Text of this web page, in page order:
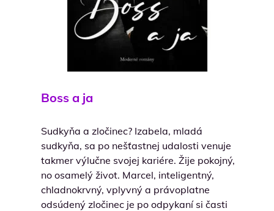
Boss a ja
Sudkyňa a zločinec? Izabela, mladá
sudkyňa, sa po nešťastnej udalosti venuje
takmer výlučne svojej kariére. Žije pokojný,
no osamelý život. Marcel, inteligentný,
chladnokrvný, vplyvný a právoplatne
odsúdený zločinec je po odpykaní si časti